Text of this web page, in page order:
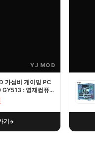
YJ MOD
가성비 게이밍 PC
: 영재컴퓨
기→